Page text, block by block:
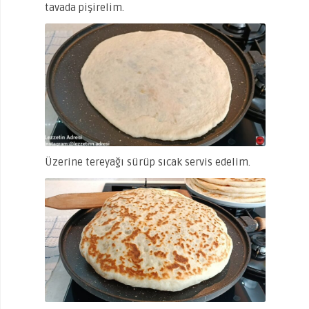
tavada pişirelim.
Üzerine tereyağı sürüp sıcak servis edelim.